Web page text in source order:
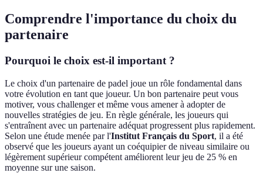
Comprendre l'importance du choix du
partenaire
Pourquoi le choix est-il important ?
Le choix d'un partenaire de padel joue un rôle fondamental dans
votre évolution en tant que joueur. Un bon partenaire peut vous
motiver, vous challenger et même vous amener à adopter de
nouvelles stratégies de jeu. En règle générale, les joueurs qui
s'entraînent avec un partenaire adéquat progressent plus rapidement.
Selon une étude menée par l'Institut Français du Sport, il a été
observé que les joueurs ayant un coéquipier de niveau similaire ou
légèrement supérieur compétent améliorent leur jeu de 25 % en
moyenne sur une saison.